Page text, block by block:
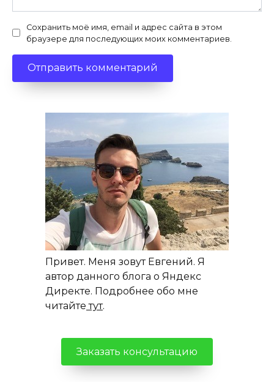
Сохранить моё имя, email и адрес сайта в этом
браузере для последующих моих комментариев.
Привет. Меня зовут Евгений. Я
автор данного блога о Яндекс
Директе. Подробнее обо мне
читайте тут.
Заказать консультацию